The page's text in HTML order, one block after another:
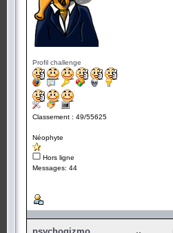
Profil challenge
Classement : 49/55625
Néophyte
Hors ligne
Messages: 44